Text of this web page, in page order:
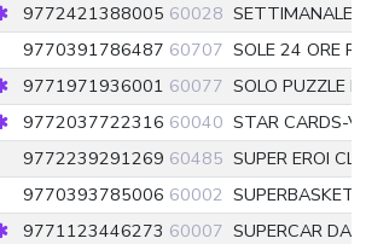
9772421388005 60028 SETTIMANALE
9770391786487 60707 SOLE 24 ORE
9771971936001 60077 SOLO PUZZLE
9772037722316 60040 STAR CARDS-
9772239291269 60485 SUPER EROI
9770393785006 60002 SUPERBASKET
9771123446273 60007 SUPERCAR DA